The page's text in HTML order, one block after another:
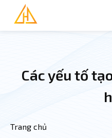
Nhảy đến nội dung
Các yếu tố
Bạn đang ở đây
Trang chủ